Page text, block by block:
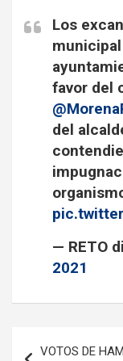
Los
favor del
del
— RETO
2021
VOTOS DE